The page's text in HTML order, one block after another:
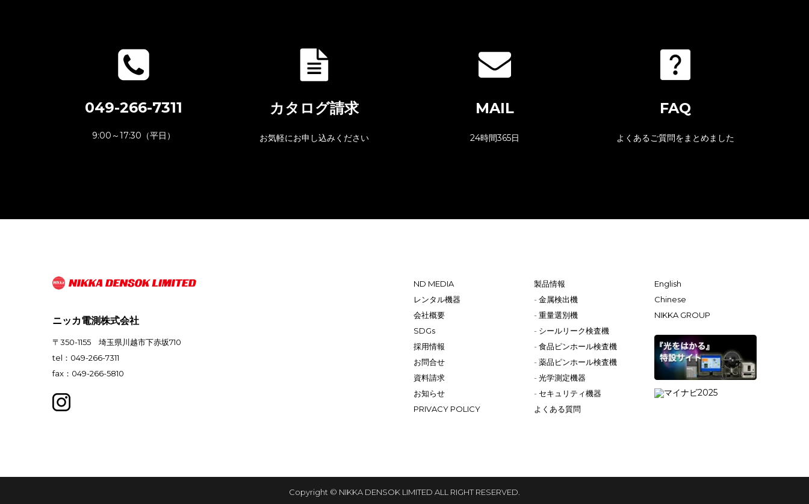
049-266-7311
9:00～17:30（平日）
カタログ請求
お気軽にお申し込みください
MAIL
24時間365日
FAQ
よくあるご質問をまとめました
ニッカ電測株式会社
〒350-1155 埼玉県川越市下赤坂710
tel：049-266-7311
fax：049-266-5810
ND MEDIA
レンタル機器
会社概要
SDGs
採用情報
お問合せ
資料請求
お知らせ
PRIVACY POLICY
製品情報
金属検出機
重量選別機
シールリーク検査機
食品ピンホール検査機
薬品ピンホール検査機
光学測定機器
セキュリティ機器
よくある質問
English
Chinese
NIKKA GROUP
Copyright © NIKKA DENSOK LIMITED ALL RIGHT RESERVED.